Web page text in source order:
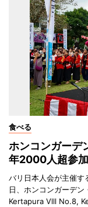
食べる
ホンコンガーデ
年2000人超参加
バリ日本人会が主催
日、ホンコンガーデ
Kertapura Vlll No.8,